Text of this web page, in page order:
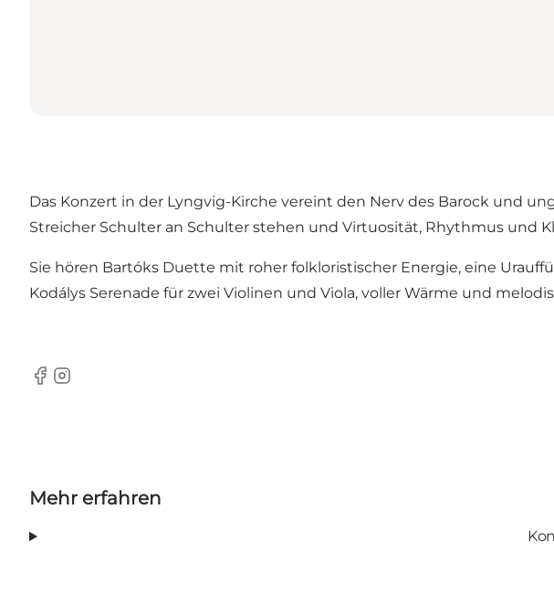
Das Konzert in der Lyngvig-Kirche vereint den Nerv des Barock und
Streicher Schulter an Schulter stehen und Virtuosität, Rhythmus und
Sie hören Bartóks Duette mit roher folkloristischer Energie, eine
Kodálys Serenade für zwei Violinen und Viola, voller Wärme und
Facebook
Instagram
Mehr erfahren